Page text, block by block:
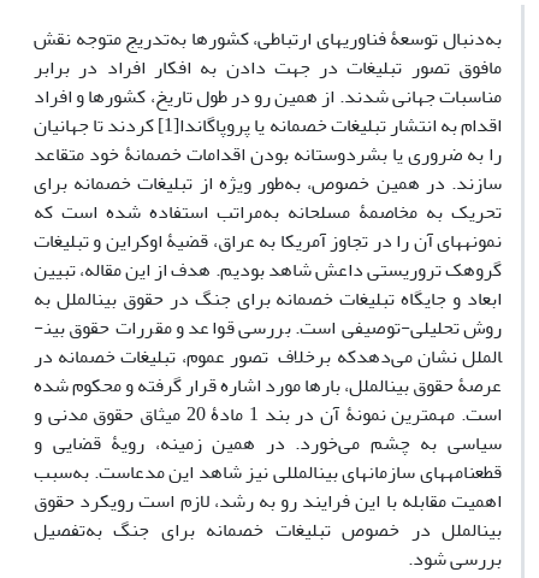
به‌دنبال توسعۀ فناوری­های ارتباطی، کشورها به‌تدریج متوجه نقش
مافوق تصور تبلیغات در جهت دادن به افکار افراد در برابر
مناسبات جهانی شدند. از همین رو در طول تاریخ، کشورها و افراد
اقدام به انتشار تبلیغات خصمانه یا پروپاگاندا[1] کردند تا جهانیان
را به ضروری یا بشردوستانه بودن اقدامات خصمانۀ خود متقاعد
سازند. در همین خصوص، به‌طور ویژه از تبلیغات خصمانه برای
تحریک به مخاصمۀ مسلحانه به‌مراتب استفاده شده است که
نمونه­های آن را در تجاوز آمریکا به عراق، قضیۀ اوکراین و تبلیغات
گروهک تروریستی داعش شاهد بودیم. هدف از این مقاله، تبیین
ابعاد و جایگاه تبلیغات خصمانه برای جنگ در حقوق بین­الملل به
روش تحلیلی-توصیفی است. بررسی قواعد و مقررات حقوق بین­
الملل نشان می‌دهدکه برخلاف تصور عموم، تبلیغات خصمانه در
عرصۀ حقوق بین­الملل، بارها مورد اشاره قرار گرفته و محکوم شده
است. مهم­ترین نمونۀ آن در بند 1 مادۀ 20 میثاق حقوق مدنی و
سیاسی به چشم می‌خورد. در همین زمینه، رویۀ قضایی و
قطعنامه­های سازمان­های بین­المللی نیز شاهد این مدعاست. به‌‌سبب
اهمیت مقابله با این فرایند رو به رشد، لازم است رویکرد حقوق
بین­الملل در خصوص تبلیغات خصمانه برای جنگ به‌تفصیل
بررسی شود.